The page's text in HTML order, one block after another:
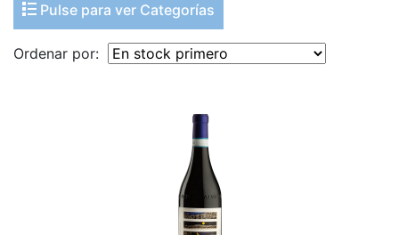
Pulse para ver Categorías
Ordenar por: